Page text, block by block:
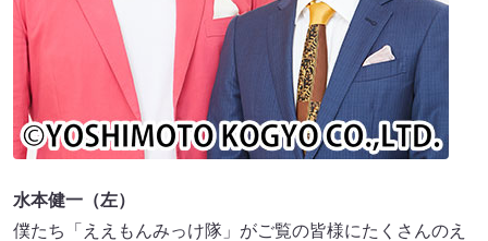
水本健一（左）
僕たち「ええもんみっけ隊」がご覧の皆様にたくさんのえ